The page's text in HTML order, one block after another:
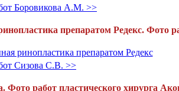
Боровикова А.М. >>
препаратом Редекс. Фото
Сизова С.В. >>
Фото работ пластического хирурга